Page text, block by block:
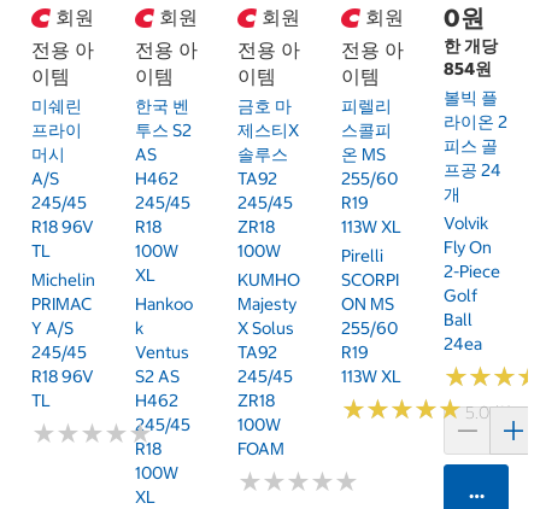
회원
전용 아
이템
미쉐린
프라이
머시
A/S
245/45
R18 96V
TL
Michelin
PRIMAC
Y A/S
245/45
R18 96V
TL
★★★★★
★★★★★
회원
전용 아
이템
한국 벤
투스 S2
AS
H462
245/45
R18
100W
XL
Hankoo
K
Ventus
S2 AS
H462
245/45
R18
100W
XL
회원
전용 아
이템
금호 마
제스티X
솔루스
TA92
245/45
ZR18
100W
KUMHO
Majesty
X Solus
TA92
245/45
ZR18
100W
FOAM
★★★★★
★★★★★
회원
전용 아
이템
피렐리
스콜피
온 MS
255/60
R19
113W XL
Pirelli
SCORPI
ON MS
255/60
R19
113W XL
★★★★★
★★★★★5.0 (2)
0원
한 개당
854원
볼빅 플
라이온 2
피스 골
프공 24
개
Volvik
Fly On
2-Piece
Golf
Ball
24ea
★★★
★★★
카트에